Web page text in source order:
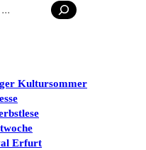
Kultursommer
Erfurt